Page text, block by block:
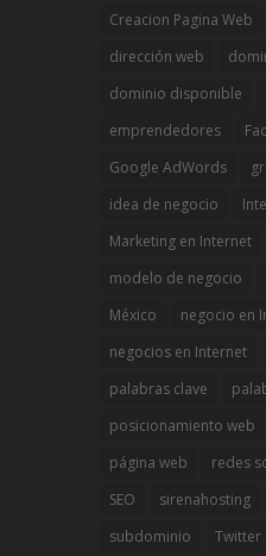
Creacion Pagina Web
dirección web
dominio disponible
emprendedores
Google AdWords
idea de negocio
Marketing en Internet
modelo de negocio
México
negocio en
negocios en Internet
palabras clave
posicionamiento web
página web
redes
SEO
sirenahosting
subdominio
Twitter